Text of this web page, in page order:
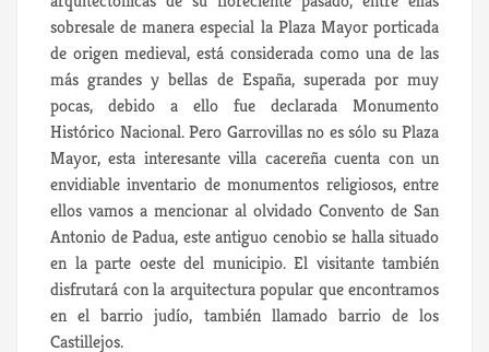
sobresale de manera especial la Plaza Mayor porticada
de origen medieval, está considerada como una de las
más grandes y bellas de España, superada por muy
pocas, debido a ello fue declarada Monumento
Histórico Nacional. Pero Garrovillas no es sólo su Plaza
Mayor, esta interesante villa cacereña cuenta con un
envidiable inventario de monumentos religiosos, entre
ellos vamos a mencionar al olvidado Convento de San
Antonio de Padua, este antiguo cenobio se halla situado
en la parte oeste del municipio. El visitante también
disfrutará con la arquitectura popular que encontramos
en el barrio judío, también llamado barrio de los
Castillejos.